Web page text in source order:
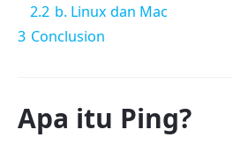
2.2 b. Linux dan Mac
3 Conclusion
Apa itu Ping?